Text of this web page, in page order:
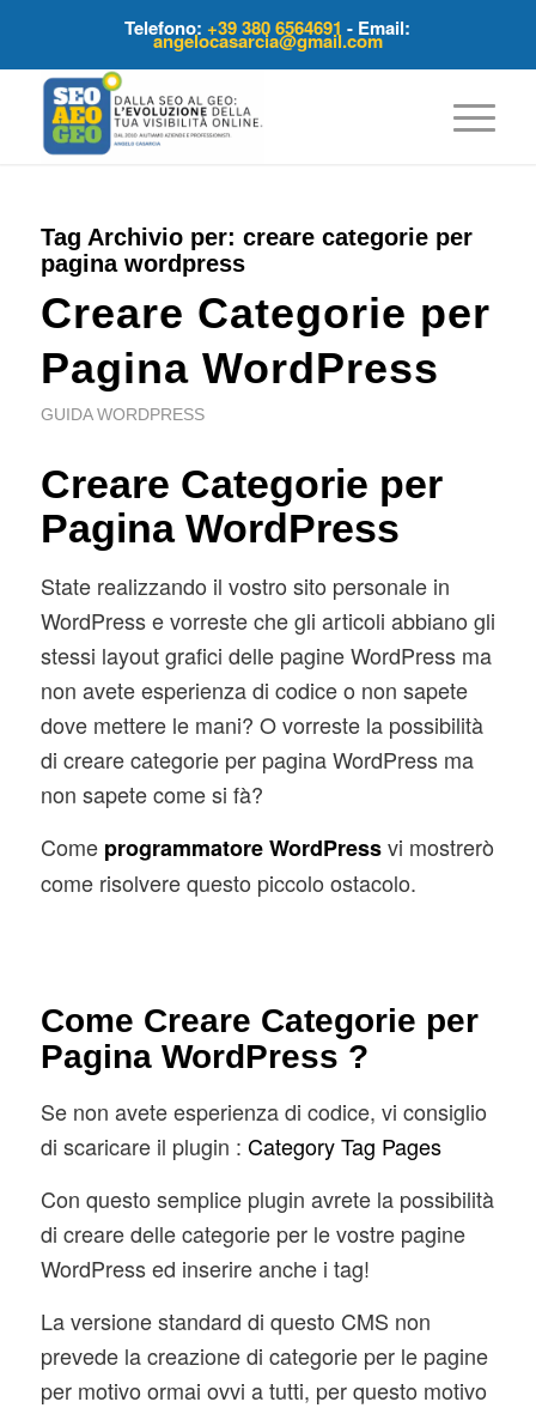
Telefono:+39 380 6564691 - Email:
angelocasarcia@gmail.com
Tag Archivio per: creare categorie per
pagina wordpress
Creare Categorie per
Pagina WordPress
GUIDA WORDPRESS
Creare Categorie per
Pagina WordPress
State realizzando il vostro sito personale in
WordPress e vorreste che gli articoli abbiano gli
stessi layout grafici delle pagine WordPress ma
non avete esperienza di codice o non sapete
dove mettere le mani? O vorreste la possibilità
di creare categorie per pagina WordPress ma
non sapete come si fà?
Come programmatore WordPressvi mostrerò
come risolvere questo piccolo ostacolo.
Come Creare Categorie per
Pagina WordPress ?
Se non avete esperienza di codice, vi consiglio
di scaricare il plugin : Category Tag Pages
Con questo semplice plugin avrete la possibilità
di creare delle categorie per le vostre pagine
WordPress ed inserire anche i tag!
La versione standard di questo CMS non
prevede la creazione di categorie per le pagine
per motivo ormai ovvi a tutti, per questo motivo